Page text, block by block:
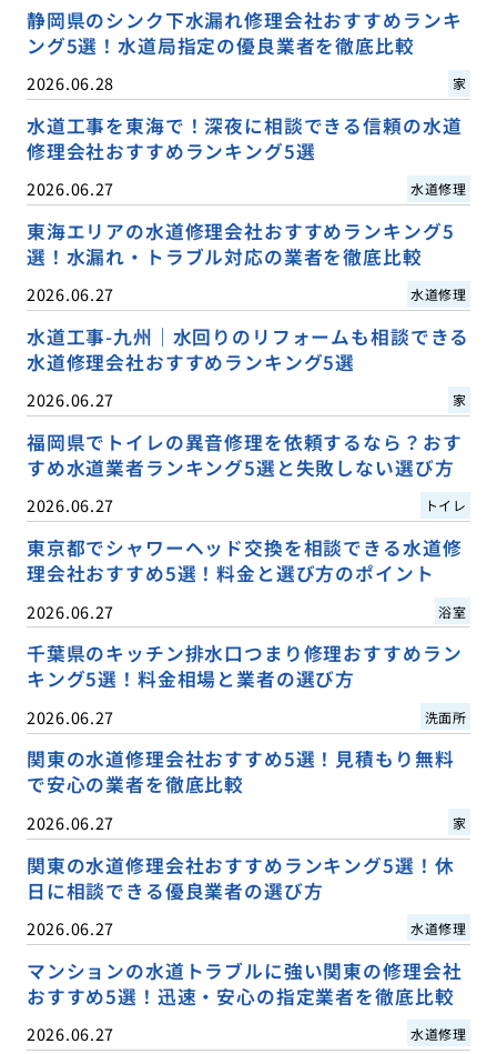
静岡県のシンク下水漏れ修理会社おすすめランキ
ング5選！水道局指定の優良業者を徹底比較
2026.06.28 家
水道工事を東海で！深夜に相談できる信頼の水道
修理会社おすすめランキング5選
2026.06.27 水道修理
東海エリアの水道修理会社おすすめランキング5
選！水漏れ・トラブル対応の業者を徹底比較
2026.06.27 水道修理
水道工事-九州｜水回りのリフォームも相談できる
水道修理会社おすすめランキング5選
2026.06.27 家
福岡県でトイレの異音修理を依頼するなら？おす
すめ水道業者ランキング5選と失敗しない選び方
2026.06.27 トイレ
東京都でシャワーヘッド交換を相談できる水道修
理会社おすすめ5選！料金と選び方のポイント
2026.06.27 浴室
千葉県のキッチン排水口つまり修理おすすめラン
キング5選！料金相場と業者の選び方
2026.06.27 洗面所
関東の水道修理会社おすすめ5選！見積もり無料
で安心の業者を徹底比較
2026.06.27 家
関東の水道修理会社おすすめランキング5選！休
日に相談できる優良業者の選び方
2026.06.27 水道修理
マンションの水道トラブルに強い関東の修理会社
おすすめ5選！迅速・安心の指定業者を徹底比較
2026.06.27 水道修理